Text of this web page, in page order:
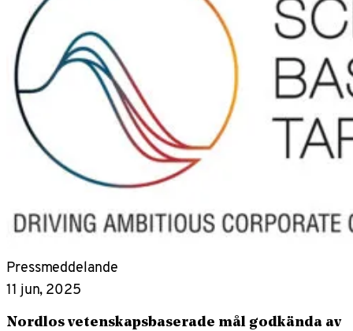
Pressmeddelande
11 jun, 2025
Nordlos vetenskapsbaserade mål godkända av